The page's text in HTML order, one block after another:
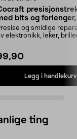
bits og forlenger,
og smidige
elektronikk, leker,
Legg i handlekurv
ting